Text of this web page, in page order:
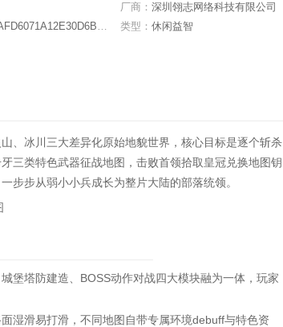
厂商： 深圳翎志网络科技有限公司
类型： 休闲益智
、冰川三大差异化原始地貌世界，核心目标是逐个斩杀
三类特色武器征战地图，击败首领拾取皇冠兑换地图钥
步步从弱小小兵成长为整片大陆的部落统领。
塔防建造、BOSS动作对战四大模块融为一体，玩家
滑易打滑，不同地图自带专属环境debuff与特色资